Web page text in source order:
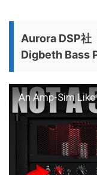
Aurora DSP社
Digbeth Bass